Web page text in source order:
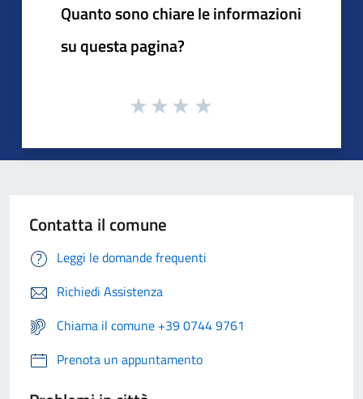
Quanto sono chiare le informazioni
su questa pagina?
Contatta il comune
Leggi le domande frequenti
Richiedi Assistenza
Chiama il comune +39 0744 9761
Prenota un appuntamento